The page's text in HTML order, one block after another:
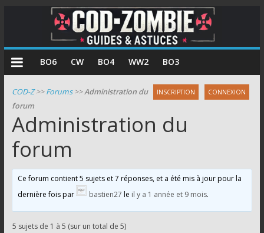
COD
Zombie
Guides
et
astuces
pour
le
mode
zombie
de
Call
BO6 CW BO4 WW2 BO3
INSCRIPTION CONNEXION
COD-Z>>Forums>>Administration du
forum
Administration du
forum
Ce forum contient 5 sujets et 7 réponses, et a été mis à jour pour la
dernière fois par
bastien27 le il y a 1 année et 9 mois.
5 sujets de 1 à 5 (sur un total de 5)